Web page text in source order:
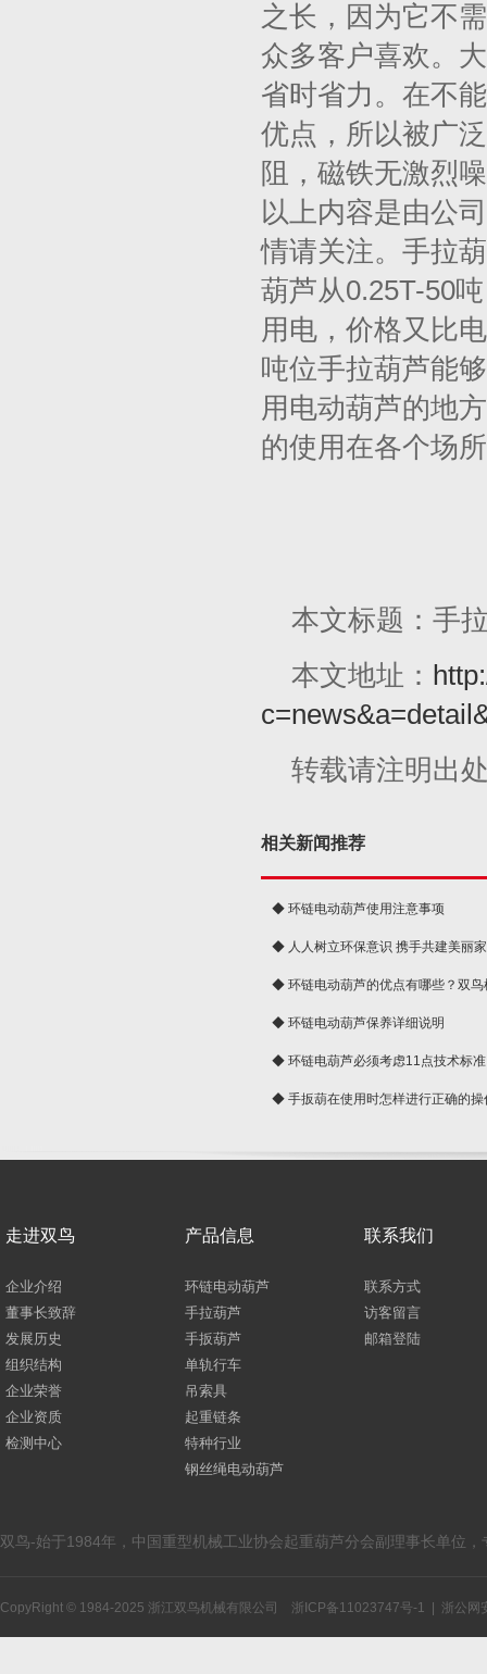
之长，因为它不
众多客户喜欢。
省时省力。在不
优点，所以被广
阻，磁铁无激烈
以上内容是由公
情请关注。手拉
葫芦从0.25T-50
用电，价格又比
吨位手拉葫芦能
用电动葫芦的地
的使用在各个场
本文标题：手
本文地址：
转载请注明出
相关新闻推荐
◆ 环链电动葫芦使用注意事项
◆ 人人树立环保意识 携手共建美丽
球◆ 环链电动葫芦的优点有哪些？双鸟
◆ 环链电动葫芦保养详细说明
◆ 环链电葫芦必须考虑11点技术标准
◆ 手扳葫在使用时怎样进行正确的操
走进双鸟
企业介绍
董事长致辞
发展历史
组织结构
企业荣誉
企业资质
检测中心
产品信息
环链电动葫芦
手拉葫芦
手扳葫芦
单轨行车
吊索具
起重链条
特种行业
钢丝绳电动葫芦
联系我们
联系方式
访客留言
邮箱登陆
双鸟-始于1984年，中国重型机械工业协会起重葫芦分会副理事长单位
CopyRight © 1984-2025 浙江双鸟机械有限公司 浙ICP备11023747号-1 浙公网